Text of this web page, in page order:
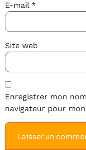
E-mail *
Site web
Enregistrer mon
navigateur pour